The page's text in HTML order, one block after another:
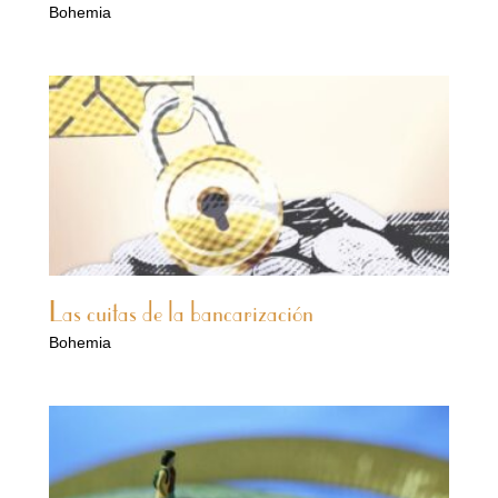
Bohemia
Las cuitas de la bancarización
Bohemia